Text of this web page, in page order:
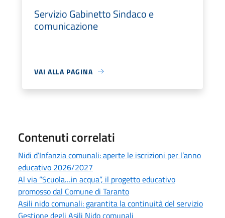
Servizio Gabinetto Sindaco e
comunicazione
VAI ALLA PAGINA
Contenuti correlati
Nidi d’Infanzia comunali: aperte le iscrizioni per l’anno
educativo 2026/2027
Al via “Scuola…in acqua”, il progetto educativo
promosso dal Comune di Taranto
Asili nido comunali: garantita la continuità del servizio
Gestione degli Asili Nido comunali